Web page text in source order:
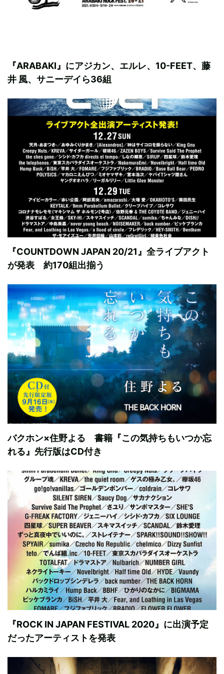
『ARABAKI』にアジカン、エルレ、10-FEET、藤
井 風、サニーデイら36組
『COUNTDOWN JAPAN 20/21』全ライブアクト
が発表 約170組出揃う
バクホン×住野よる 書籍『この気持ちもいつか忘
れる』先行版はCD付き
『ROCK IN JAPAN FESTIVAL 2020』に出演予定
だったアーティストを発表